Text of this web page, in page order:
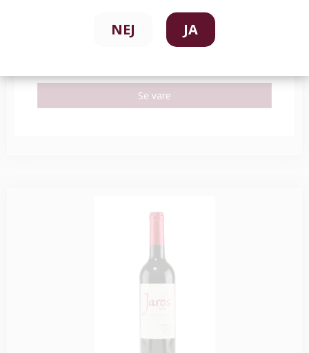
Arnaud Baillot Corton le Rognet
Se vare
NEJ JA